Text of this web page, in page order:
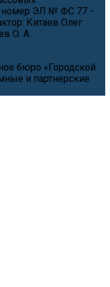
номер ЭЛ № ФС 77 -
Китаев Олег
О. А.
бюро «Городской
и партнерские